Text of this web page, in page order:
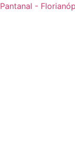
Pantanal -